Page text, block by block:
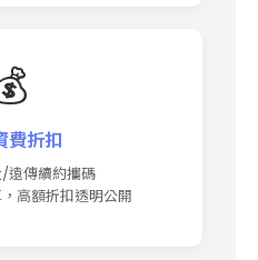
費折扣
遠傳續約攜碼
高額折扣透明公開